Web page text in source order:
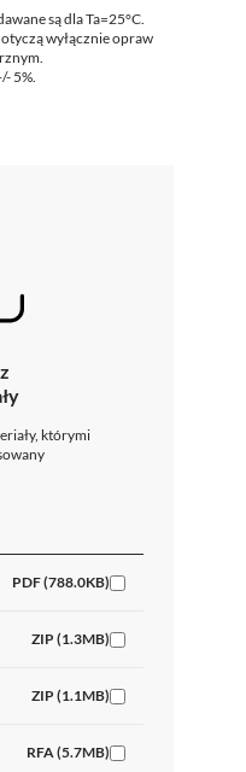
są dla Ta=25°C.
wyłącznie opraw
5%.
którymi
PDF (788.0KB)
ZIP (1.3MB)
ZIP (1.1MB)
RFA (5.7MB)